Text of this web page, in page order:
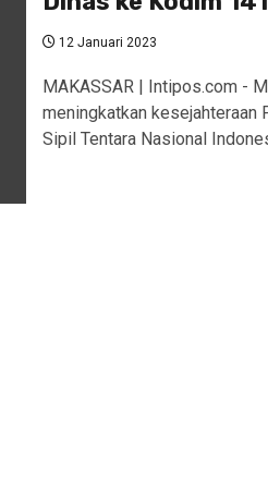
12 Januari 2023
MAKASSAR | Intipos.com -
meningkatkan kesejahteraan
Sipil Tentara Nasional